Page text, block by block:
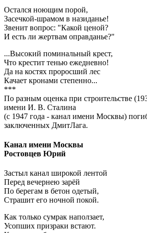
Остался ноющим порой,
Засечкой-шрамом в назиданье!
Звенит вопрос: "Какой ценой?
И есть ли жертвам оправданье?"
...Высокий поминальный крест,
Что крестит тенью ежедневно!
Да на костях проросший лес
Качает кронами степенно...
***
По разным оценка при строительстве
имени И. В. Сталина
(с 1947 года - канал имени Москвы)
заключенных ДмитЛага.
Канал имени Москвы
Ростовцев Юрий
Застыл канал широкой лентой
Перед вечернею зарёй
По берегам в бетон одетый,
Страшит его ночной покой.
Как только сумрак наползает,
Усопших призраки встают.